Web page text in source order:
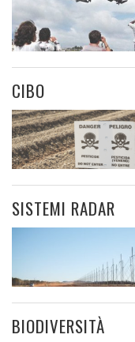
CIBO
SISTEMI RADAR
BIODIVERSITÀ